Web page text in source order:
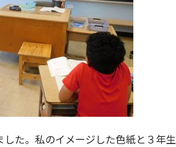
た。私のイメージした色紙と３年生